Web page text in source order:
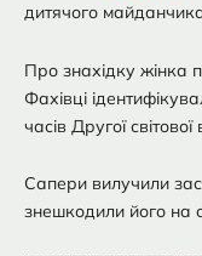
дитячого
Про знахідку жінка
Фахівці
часів Другої світової
Сапери вилучили
знешкодили його на